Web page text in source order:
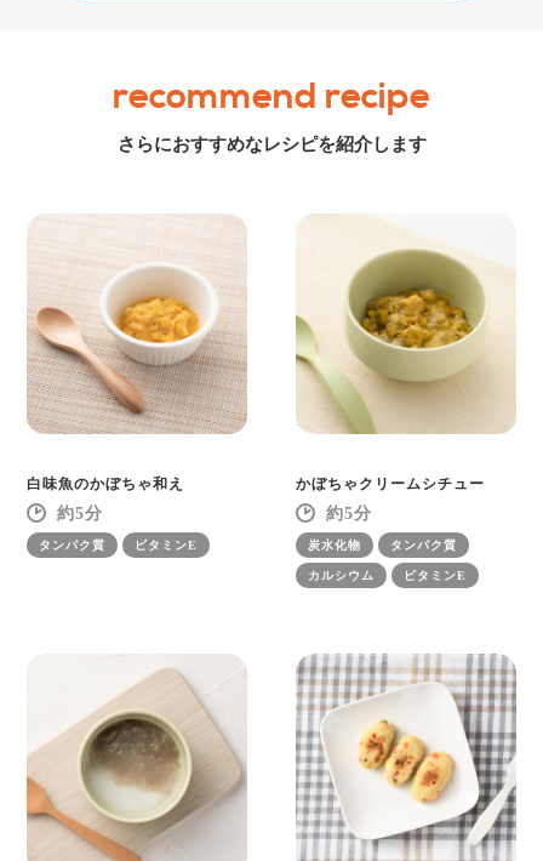
recommend recipe
さらにおすすめなレシピを紹介します
白味魚のかぼちゃ和え
5
タンパク質 ビタミンE
かぼちゃクリームシチュー
5
炭水化物 タンパク質
カルシウム ビタミンE